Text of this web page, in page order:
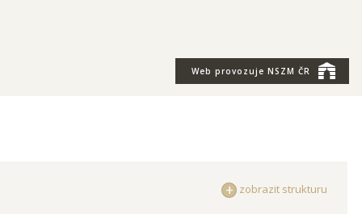
Web provozuje NSZM ČR
zobrazit strukturu